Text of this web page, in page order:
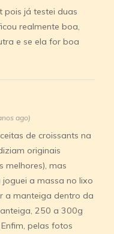
pois já testei duas
realmente boa,
e se ela for boa
ago)
de croissants na
originais
melhores), mas
a massa no lixo
a manteiga dentro da
250 a 300g
pelas fotos